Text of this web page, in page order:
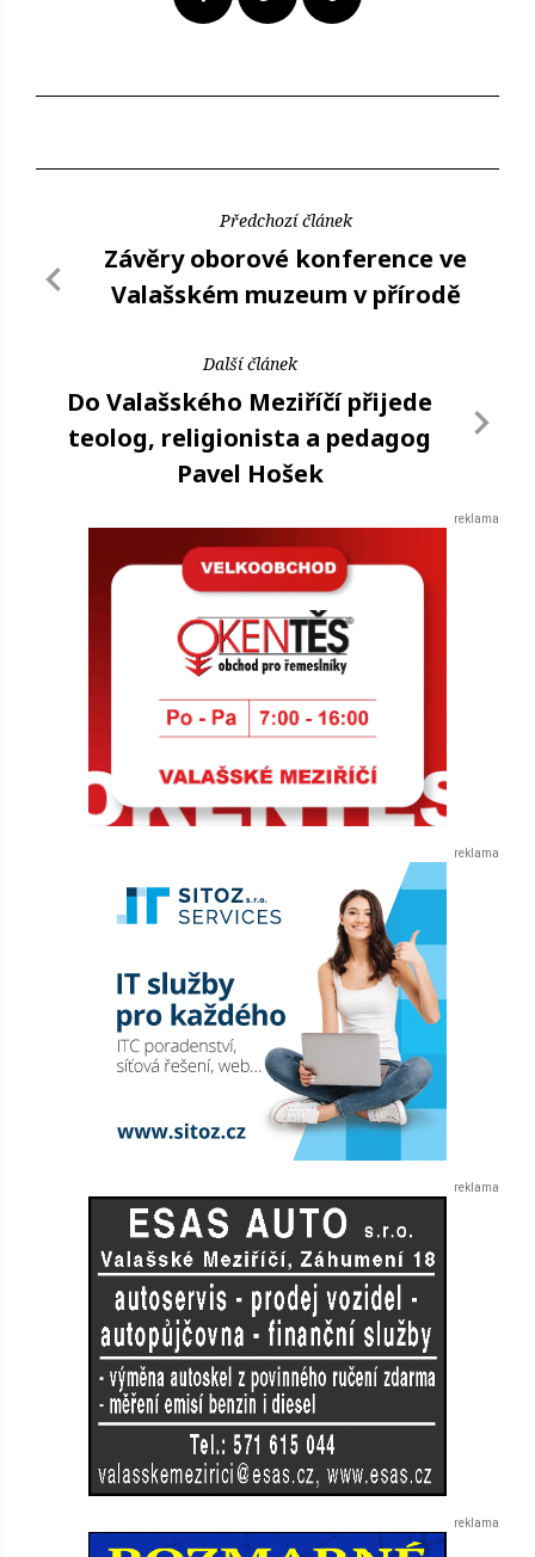
Předchozí článek
Závěry oborové konference ve
Valašském muzeum v přírodě
Další článek
Do Valašského Meziříčí přijede
teolog, religionista a pedagog
Pavel Hošek